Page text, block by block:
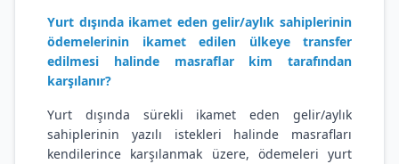
Yurt dışında ikamet eden gelir/aylık sahiplerinin
ödemelerinin ikamet edilen ülkeye transfer
edilmesi halinde masraflar kim tarafından
karşılanır?
Yurt dışında sürekli ikamet eden gelir/aylık
sahiplerinin yazılı istekleri halinde masrafları
kendilerince karşılanmak üzere, ödemeleri yurt